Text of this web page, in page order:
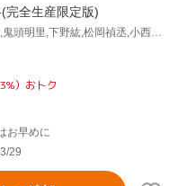
完全生産限定版)
(趣味/教養),花江夏樹,鬼頭明里,下野紘,松岡禎丞,小西克幸,河西健吾,花澤香菜
）おトク
お早めに
29